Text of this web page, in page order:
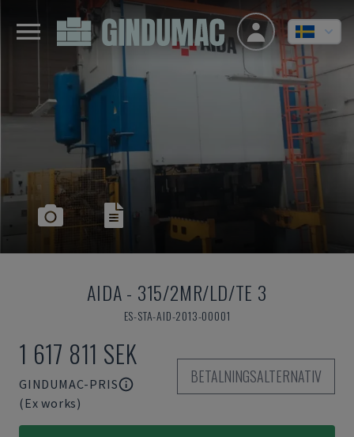
AIDA- 315/2MR/LD/TE 3
ES-STA-AID-2013-00001
1 617 811 SEK
GINDUMAC-PRIS
(Ex works)
BETALNINGSALTERNATIV